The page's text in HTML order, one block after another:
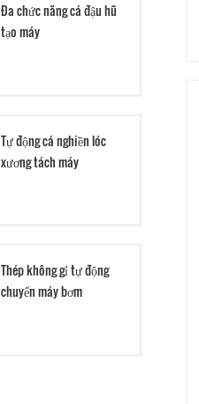
Đa chức năng cá đậu hũ
tạo máy
Tự động cá nghiền lóc
xương tách máy
Thép không gỉ tự động
chuyển máy bơm